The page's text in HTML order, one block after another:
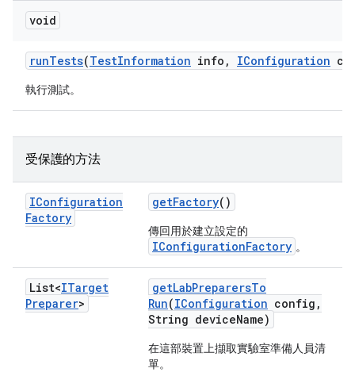
void
runTests(TestInformation info , IConfiguration
執行測試。
受保護的方法
IConfiguration
Factory
getFactory()
傳回用於建立設定的
IConfigurationFactory 。
List<ITarget
Preparer>
getLabPreparersTo
Run(IConfiguration config ,
String deviceName)
在這部裝置上擷取實驗室準備人員清
單。